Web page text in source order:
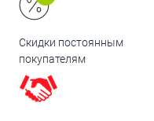
Скидки постоянным
покупателям